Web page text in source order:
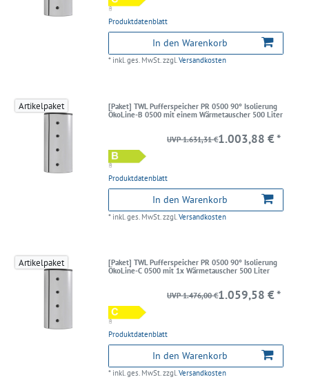
Produktdatenblatt
In den Warenkorb
* inkl. ges. MwSt.zzgl.Versandkosten
Artikelpaket
[Paket] TWL Pufferspeicher PR 0500 90° Isolierung
ÖkoLine-B 0500 mit einem Wärmetauscher 500 Liter
Produktdatenblatt
UVP 1.631,31 €1.003,88 € *
In den Warenkorb
* inkl. ges. MwSt. zzgl.Versandkosten
Artikelpaket
[Paket] TWL Pufferspeicher PR 0500 90° Isolierung
ÖkoLine-C 0500 mit 1x Wärmetauscher 500 Liter
Produktdatenblatt
UVP 1.476,00 €1.059,58 € *
In den Warenkorb
* inkl. ges. MwSt.zzgl.Versandkosten